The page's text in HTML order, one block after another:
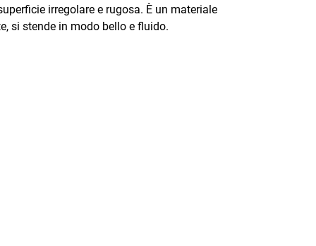
irregolare e rugosa. È un materiale
si stende in modo bello e fluido.